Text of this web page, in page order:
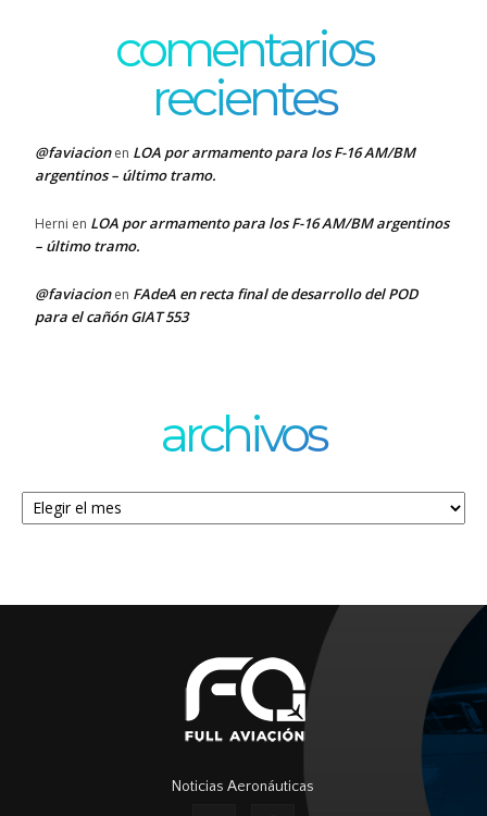
comentarios
recientes
@faviacionen LOA por armamento para los F-16 AM/BM
argentinos – último tramo.
Herni en LOA por armamento para los F-16 AM/BM argentinos
– último tramo.
@faviacionen FAdeA en recta final de desarrollo del POD
para el cañón GIAT 553
archivos
Archivos
Noticias Aeronáuticas